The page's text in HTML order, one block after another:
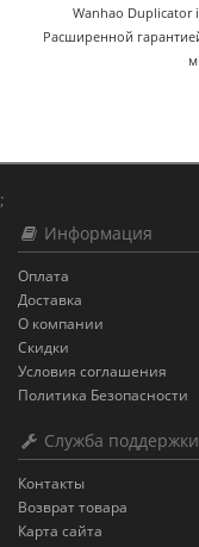
Duplicator i3 c
3D-принтер во всем
;
Информация
Оплата
Доставка
О компании
Скидки
Условия соглашения
Политика Безопасности
Служба поддержки
Контакты
Возврат товара
Карта сайта